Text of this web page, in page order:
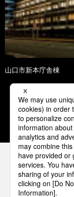
山口市新本庁舎棟
1
パナソニ